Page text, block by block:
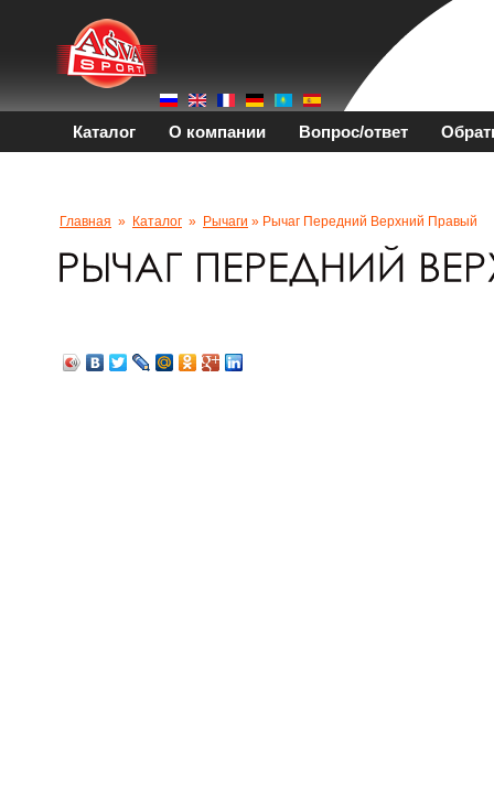
Каталог О компании Вопрос/ответ
Главная » Каталог » Рычаги » Рычаг Передний Верхний Правый